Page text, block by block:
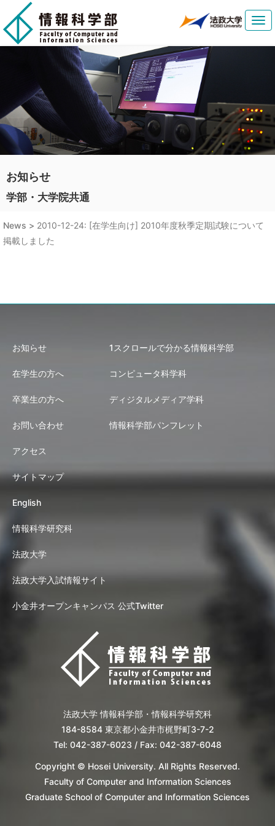
お知らせ
学部・大学院共通
News > 2010-12-24: [在学生向け] 2010年度秋季定期試験について
掲載しました
お知らせ
在学生の方へ
卒業生の方へ
お問い合わせ
アクセス
サイトマップ
English
1スクロールで分かる情報科学部
コンピュータ科学科
ディジタルメディア学科
情報科学部パンフレット
情報科学研究科
法政大学
法政大学入試情報サイト
小金井オープンキャンパス 公式Twitter
法政大学 情報科学部・情報科学研究科
184-8584 東京都小金井市梶野町3-7-2
Tel: 042-387-6023 / Fax: 042-387-6048
Copyright © Hosei University. All Rights Reserved.
Faculty of Computer and Information Sciences
Graduate School of Computer and Information Sciences